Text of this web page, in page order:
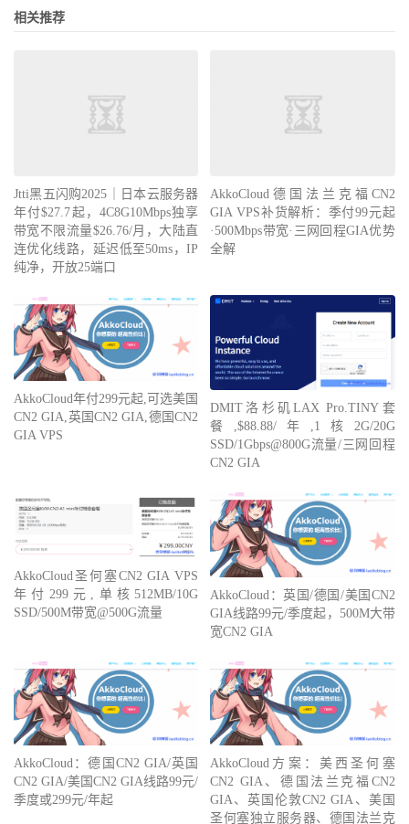
相关推荐
Jtti黑五闪购2025｜日本云服务器
年付$27.7起，4C8G10Mbps独享
带宽不限流量$26.76/月，大陆直
连优化线路，延迟低至50ms，IP
纯净，开放25端口
AkkoCloud德国法兰克福CN2
GIA VPS补货解析：季付99元起
·500Mbps带宽·三网回程GIA优势
全解
AkkoCloud年付299元起,可选美国
CN2 GIA,英国CN2 GIA,德国CN2
GIA VPS
DMIT洛杉矶LAX Pro.TINY套
餐,$88.88/年,1核2G/20G
SSD/1Gbps@800G流量/三网回程
CN2 GIA
AkkoCloud圣何塞CN2 GIA VPS
年付299元,单核512MB/10G
SSD/500M带宽@500G流量
AkkoCloud：英国/德国/美国CN2
GIA线路99元/季度起，500M大带
宽CN2 GIA
AkkoCloud：德国CN2 GIA/英国
CN2 GIA/美国CN2 GIA线路99元/
季度或299元/年起
AkkoCloud方案：美西圣何塞
CN2 GIA、德国法兰克福CN2
GIA、英国伦敦CN2 GIA、美国
圣何塞独立服务器、德国法兰克